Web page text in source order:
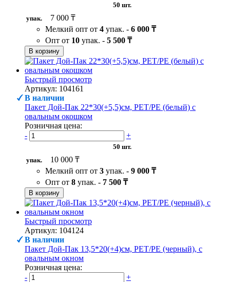
50 шт.
упак.
7 000 ₸
Мелкий опт от 4 упак. - 6 000 ₸
Опт от 10 упак. - 5 500 ₸
В корзину
Быстрый просмотр
Артикул: 104161
В наличии
Пакет Дой-Пак 22*30(+5,5)см, PET/PE (белый) с
овальным окошком
Розничная цена:
-
+
50 шт.
упак.
10 000 ₸
Мелкий опт от 3 упак. - 9 000 ₸
Опт от 8 упак. - 7 500 ₸
В корзину
Быстрый просмотр
Артикул: 104124
В наличии
Пакет Дой-Пак 13,5*20(+4)см, PET/PE (черный), с
овальным окном
Розничная цена:
-
+